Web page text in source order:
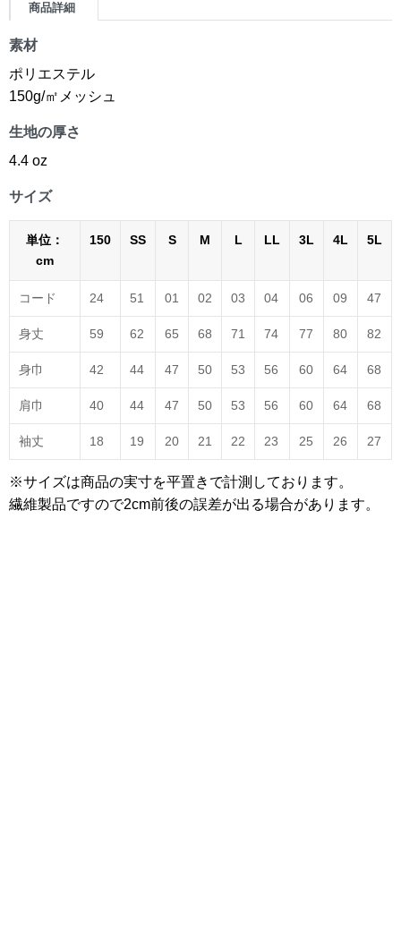
商品詳細
素材
ポリエステル
150g/㎡メッシュ
生地の厚さ
4.4 oz
サイズ
単位：
cm
150 SS S M L LL 3L 4L 5L
コード 24 51 01 02 03 04 06 09 47
身丈 59 62 65 68 71 74 77 80 82
身巾 42 44 47 50 53 56 60 64 68
肩巾 40 44 47 50 53 56 60 64 68
袖丈 18 19 20 21 22 23 25 26 27
※サイズは商品の実寸を平置きで計測しております。
繊維製品ですので2cm前後の誤差が出る場合があります。